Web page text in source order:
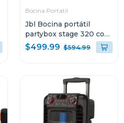
Bocina Portatil
Jbl Bocina portátil
partybox stage 320 con
bateria recargable
$499.99 $594.99